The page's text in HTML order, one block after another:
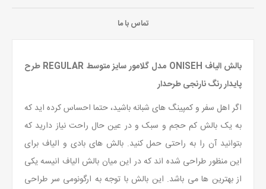
تماس با ما
بالش الیاف ONISEH مدل گلامور سایز متوسط REGULAR طرح
پایدار رنگ نارنجی طرحدار
اگر اهل سفر و کمپینگ های شبانه باشید، حتما احساس کرده اید که
به یک بالش کم حجم و سبک و در عین حال راحت نیاز دارید که
بتوانید آن را به راحتی حمل کنید. بالش های بادی و الیاف برای
این منظور طراحی شده اند که در این میان بالش الیاف انیسه یکی
از بهترین ها می باشد. این بالش با توجه به ارگونومی سر طراحی